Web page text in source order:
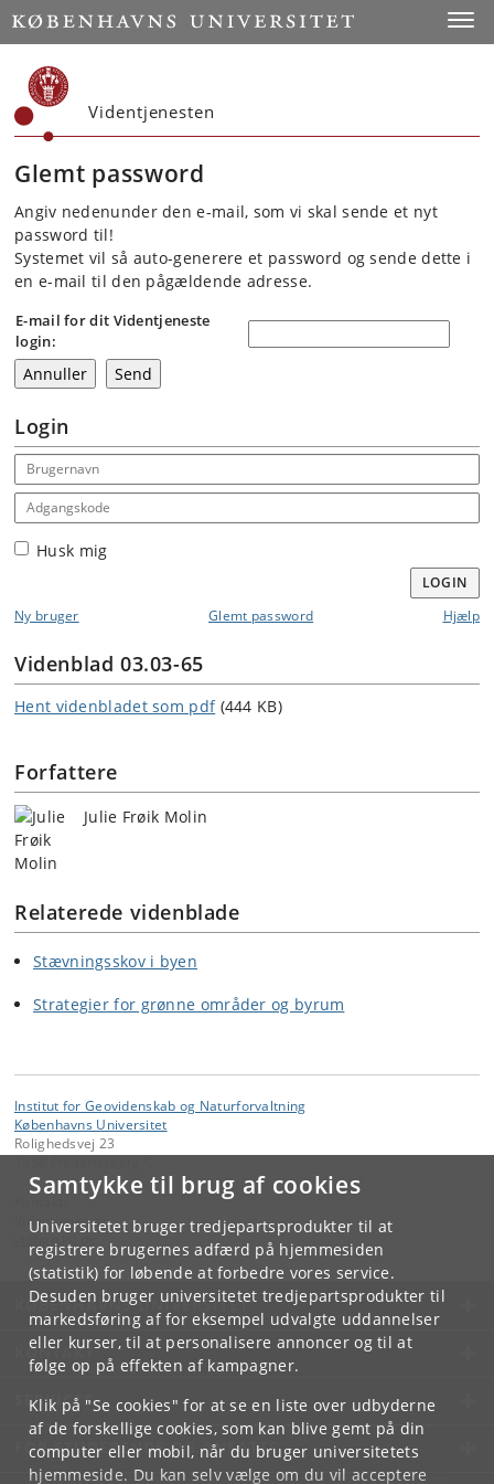
Samtykke til brug af cookies
Universitetet bruger tredjepartsprodukter til at
registrere brugernes adfærd på hjemmesiden
(statistik) for løbende at forbedre vores service.
Desuden bruger universitetet tredjepartsprodukter til
markedsføring af for eksempel udvalgte uddannelser
eller kurser, til at personalisere annoncer og til at
følge op på effekten af kampagner.
Klik på "Se cookies" for at se en liste over udbyderne
af de forskellige cookies, som kan blive gemt på din
computer eller mobil, når du bruger universitetets
hjemmeside. Du kan selv vælge om du vil acceptere
Start
Videntjenesten
Glemt password
Angiv nedenunder den e-mail, som vi skal sende et nyt
password til!
Systemet vil så auto-generere et password og sende dette i
en e-mail til den pågældende adresse.
E-mail for dit Videntjeneste
login:
Login
Email address
Adgangskode
Husk mig
LOGIN
Ny bruger
Glemt password Hjælp
Videnblad 03.03-65
Hent videnbladet som pdf (444 KB)
Forfattere
Julie Frøik Molin
Relaterede videnblade
Stævningsskov i byen
Strategier for grønne områder og byrum
Institut for Geovidenskab og Naturforvaltning
Københavns Universitet
Rolighedsvej 23
Videntjenesten
KØBENHAVNS UNIVERSITET
KONTAKT
SERVICES
FOR STUDERENDE OG ANSATTE